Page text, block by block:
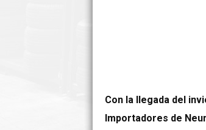
Con la llegada del
Importadores de